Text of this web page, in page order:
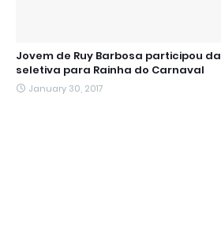
Jovem de Ruy Barbosa participou da
seletiva para Rainha do Carnaval
January 30, 2017